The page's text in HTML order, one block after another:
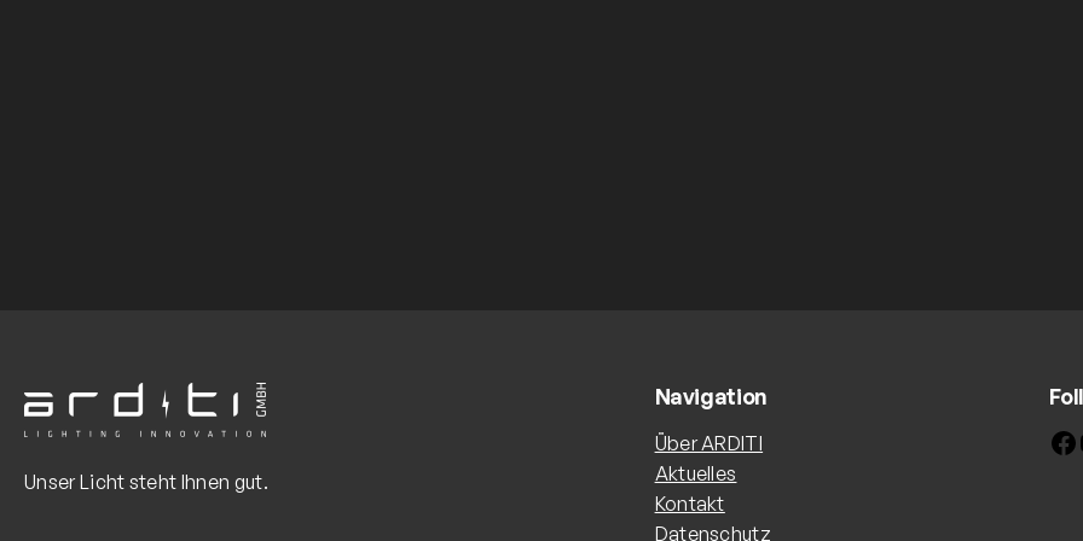
Unser Licht steht Ihnen gut.
Navigation
Über ARDITI
Aktuelles
Kontakt
Datenschutz
Facebook